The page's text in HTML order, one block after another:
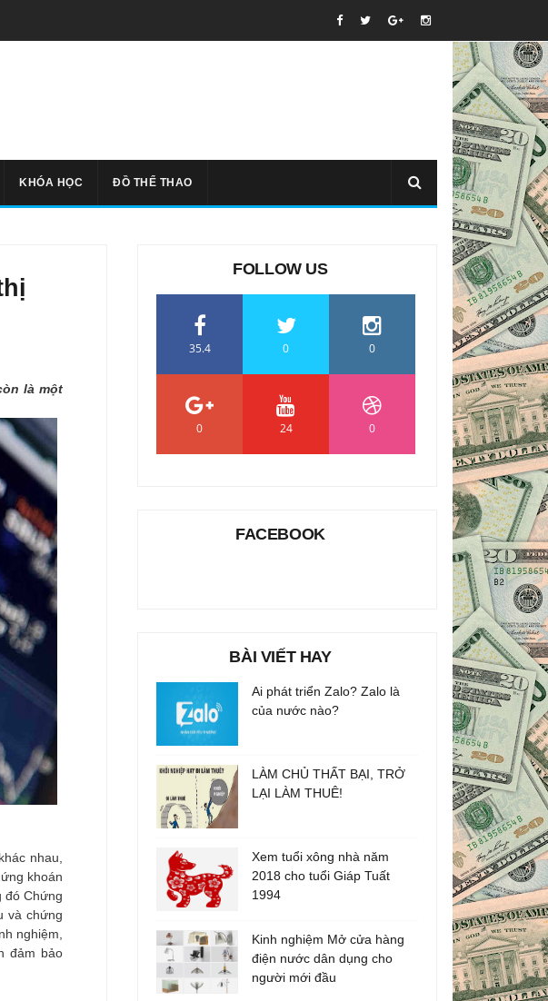
KHÓA HỌC ĐỒ THỂ THAO
là một
nhau,
khoán
đó Chứng
và chứng
nghiệm,
đảm bảo
FOLLOW US
35.4 0 0
0 24 0
FACEBOOK
BÀI VIẾT HAY
Ai phát triển Zalo? Zalo là
của nước nào?
LÀM CHỦ THẤT BẠI, TRỞ
LẠI LÀM THUÊ!
Xem tuổi xông nhà năm
2018 cho tuổi Giáp Tuất
1994
Kinh nghiệm Mở cửa hàng
điện nước dân dụng cho
người mới đầu